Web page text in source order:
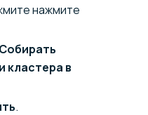
нажмите
Собирать
кластера в
.